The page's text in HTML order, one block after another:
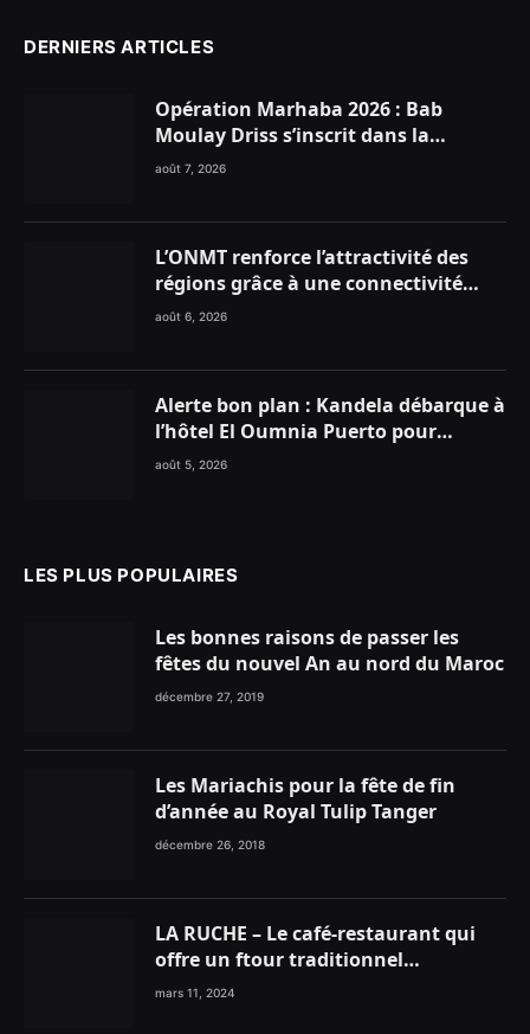
DERNIERS ARTICLES
Opération Marhaba 2026 : Bab
Moulay Driss s’inscrit dans la
dynamique nationale en faveur des
août 7, 2026
L’ONMT renforce l’attractivité des
régions grâce à une connectivité
aérienne historique de Ryanair
août 6, 2026
Alerte bon plan : Kandela débarque à
l’hôtel El Oumnia Puerto pour
enflammer le Chiringuito Malibu
août 5, 2026
LES PLUS POPULAIRES
Les bonnes raisons de passer les
fêtes du nouvel An au nord du Maroc
décembre 27, 2019
Les Mariachis pour la fête de fin
d’année au Royal Tulip Tanger
décembre 26, 2018
LA RUCHE – Le café-restaurant qui
offre un ftour traditionnel
gourmand
mars 11, 2024